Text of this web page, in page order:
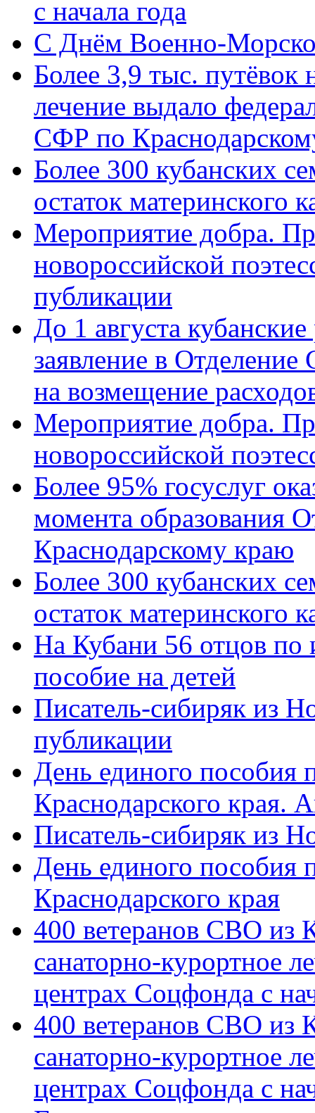
с начала года
C Днём Военно-
Более 3,9 тыс. путёвок
лечение выдало
СФР по
Более 300 кубанских
остаток материнского
Мероприятие добра.
новороссийской
публикации
До 1 августа
заявление в
на возмещение
Мероприятие добра.
новороссийской
Более 95% госуслуг
момента образования
Краснодарскому краю
Более 300 кубанских
остаток материнского
На Кубани 56 отцов по
пособие на детей
Писатель-сибиряк из
публикации
День единого пособия
Краснодарского края.
Писатель-сибиряк из
День единого пособия
Краснодарского края
400 ветеранов СВО из
санаторно-курортное
центрах Соцфонда с
400 ветеранов СВО из
санаторно-курортное
центрах Соцфонда с